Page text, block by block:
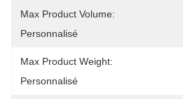
Max Product Volume:
Personnalisé
Max Product Weight:
Personnalisé